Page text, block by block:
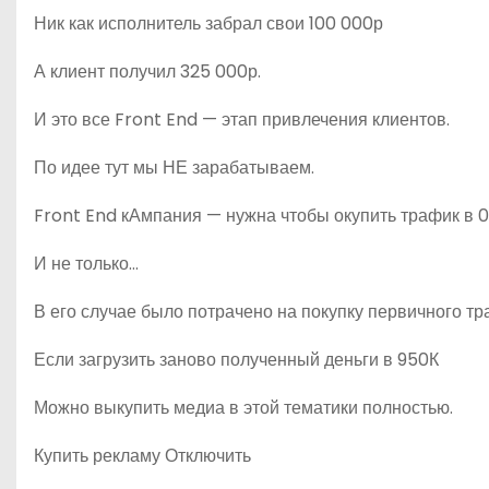
Ник как исполнитель забрал свои 100 000р
А клиент получил 325 000р.
И это все Front End — этап привлечения клиентов.
По идее тут мы НЕ зарабатываем.
Front End кАмпания — нужна чтобы окупить трафик в
И не только…
В его случае было потрачено на покупку первичного
Если загрузить заново полученный деньги в 950К
Можно выкупить медиа в этой тематики полностью.
Купить рекламу Отключить